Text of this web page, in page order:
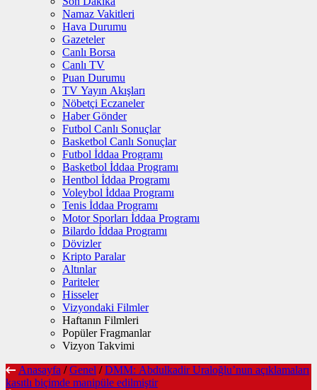
Namaz Vakitleri
Hava Durumu
Gazeteler
Canlı Borsa
Canlı TV
Puan Durumu
TV Yayın Akışları
Nöbetçi Eczaneler
Haber Gönder
Futbol Canlı Sonuçlar
Basketbol Canlı Sonuçlar
Futbol İddaa Programı
Basketbol İddaa Programı
Hentbol İddaa Programı
Voleybol İddaa Programı
Tenis İddaa Programı
Motor Sporları İddaa Programı
Bilardo İddaa Programı
Dövizler
Kripto Paralar
Altınlar
Pariteler
Hisseler
Vizyondaki Filmler
Haftanın Filmleri
Popüler Fragmanlar
Vizyon Takvimi
Anasayfa / Genel / DMM: Abdulkadir Uraloğlu’nun açıklamaları
kasıtlı biçimde manipüle edilmiştir